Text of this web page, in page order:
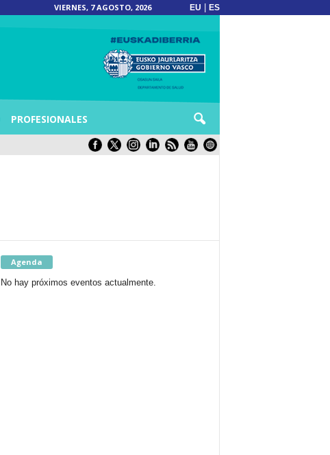
VIERNES, 7 AGOSTO, 2026 EU ES
PROFESIONALES
Agenda
No hay próximos eventos actualmente.